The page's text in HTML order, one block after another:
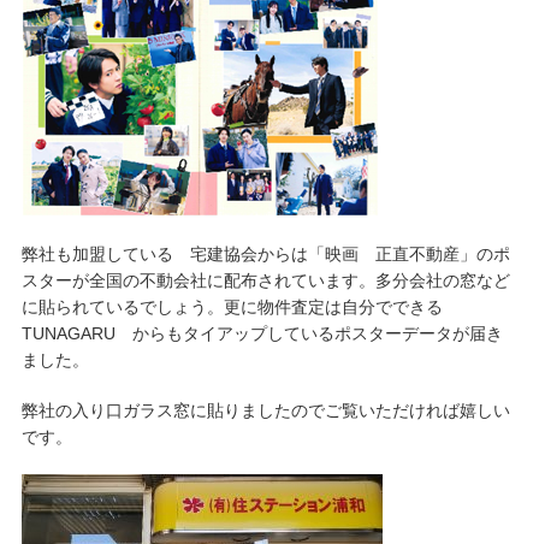
弊社も加盟している 宅建協会からは「映画 正直不動産」のポ
スターが全国の不動会社に配布されています。多分会社の窓など
に貼られているでしょう。更に物件査定は自分でできる
TUNAGARU からもタイアップしているポスターデータが届き
ました。
弊社の入り口ガラス窓に貼りましたのでご覧いただければ嬉しい
です。